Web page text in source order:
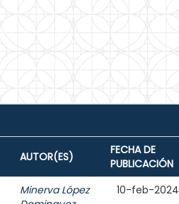
AUTOR(ES)
FECHA DE
PUBLICACIÓN
Minerva López
10-feb-2024